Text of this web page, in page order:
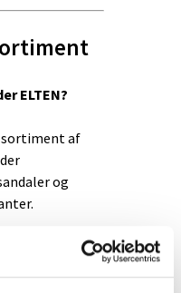
ELTEN?
sortiment af
og